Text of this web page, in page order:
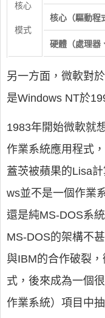
核心
模式
核心（驅動程
硬體（處理器
另一方面，微軟對
是Windows NT於
1983年開始微軟就
作業系統應用程式
蓋茨被蘋果的Lisa
ws並不是一個作業
還是純MS-DOS系
MS-DOS的架構不
與IBM的合作破裂
式，後來成為一個
作業系統）項目中